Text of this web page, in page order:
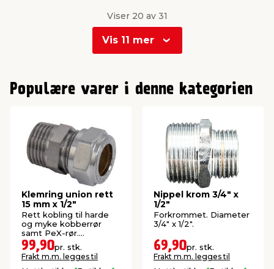
Viser 20 av 31
Vis 11 mer
1
Populære varer i denne kategorien
Klemring union rett
15 mm x 1/2"
Rett kobling til harde
og myke kobberrør
samt PeX-rør.
Forkrommet.
99,90pr. stk.
Frakt m.m. legges til
Nippel krom 3/4" x
1/2"
Forkrommet. Diameter
3/4" x 1/2".
69,90pr. stk.
Frakt m.m. legges til